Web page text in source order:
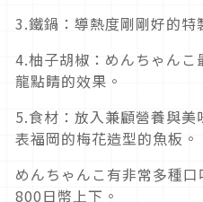
3.鐵鍋：導熱度剛剛好的特
4.柚子胡椒：めんちゃん
龍點睛的效果。
5.食材：放入兼顧營養與
表福岡的梅花造型的魚板。
めんちゃんこ有非常多種
800日幣上下。